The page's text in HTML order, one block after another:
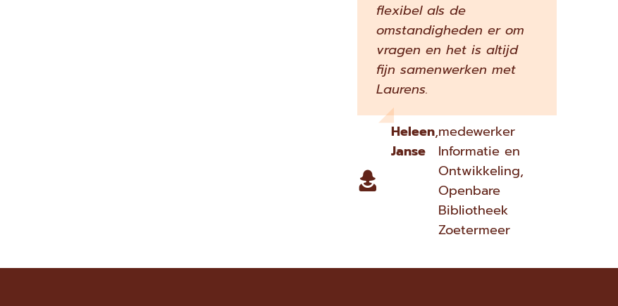
flexibel als de
omstandigheden er om
vragen en het is altijd
fijn samenwerken met
Laurens.
Heleen
Janse
,medewerker
Informatie en
Ontwikkeling,
Openbare
Bibliotheek
Zoetermeer